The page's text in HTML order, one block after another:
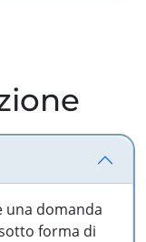
una domanda
forma di